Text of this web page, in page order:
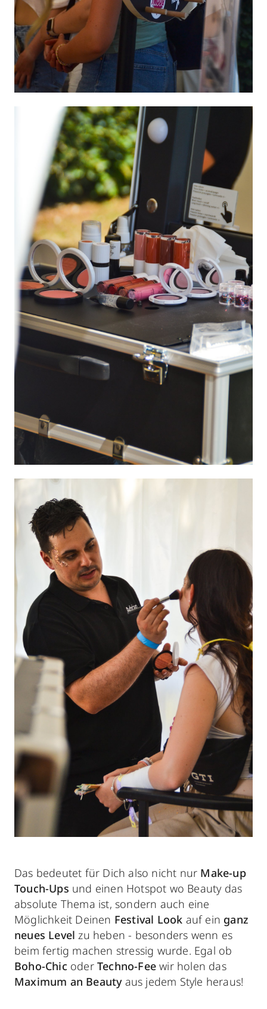
Das bedeutet für Dich also nicht nur Make-up
Touch-Ups und einen Hotspot wo Beauty das
absolute Thema ist, sondern auch eine
Möglichkeit Deinen Festival Look auf ein ganz
neues Level zu heben - besonders wenn es
beim fertig machen stressig wurde. Egal ob
Boho-Chic oderTechno-Feewir holen das
Maximum an Beautyaus jedem Style heraus!